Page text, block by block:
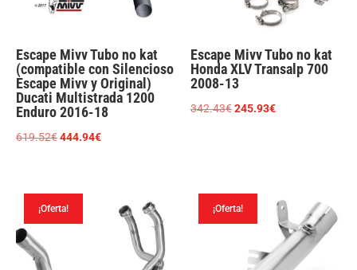
Escape Mivv Tubo no kat
(compatible con Silencioso
Escape Mivv y Original)
Ducati Multistrada 1200
Enduro 2016-18
619.52€El
444.94€El
444.94€.
Escape Mivv Tubo no kat
Honda XLV Transalp 700
2008-13
342.43€El
245.93€El
¡Oferta! ¡Oferta!